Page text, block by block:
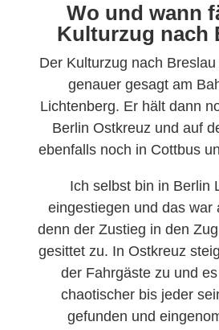
Wo und wann
Kulturzug nach
Der Kulturzug nach
genauer gesagt am
Lichtenberg. Er hält dann
Berlin Ostkreuz und auf
ebenfalls noch in Cottbus
Ich selbst bin in Berlin
eingestiegen und das war
denn der Zustieg in den
gesittet zu. In Ostkreuz
der Fahrgäste zu und
chaotischer bis jeder
gefunden und